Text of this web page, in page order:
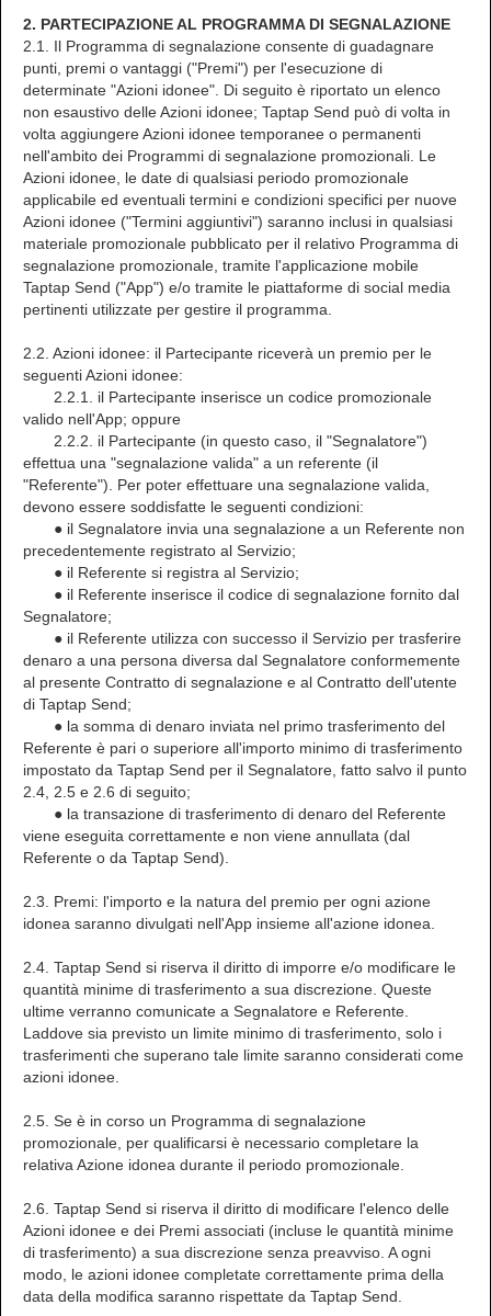
2. PARTECIPAZIONE AL PROGRAMMA DI SEGNALAZIONE
2.1. Il Programma di segnalazione consente di guadagnare
punti, premi o vantaggi ("Premi") per l'esecuzione di
determinate "Azioni idonee". Di seguito è riportato un elenco
non esaustivo delle Azioni idonee; Taptap Send può di volta in
volta aggiungere Azioni idonee temporanee o permanenti
nell'ambito dei Programmi di segnalazione promozionali. Le
Azioni idonee, le date di qualsiasi periodo promozionale
applicabile ed eventuali termini e condizioni specifici per nuove
Azioni idonee ("Termini aggiuntivi") saranno inclusi in qualsiasi
materiale promozionale pubblicato per il relativo Programma di
segnalazione promozionale, tramite l'applicazione mobile
Taptap Send ("App") e/o tramite le piattaforme di social media
pertinenti utilizzate per gestire il programma.
2.2. Azioni idonee: il Partecipante riceverà un premio per le
seguenti Azioni idonee:
2.2.1. il Partecipante inserisce un codice promozionale
valido nell'App; oppure
2.2.2. il Partecipante (in questo caso, il "Segnalatore")
effettua una "segnalazione valida" a un referente (il
"Referente"). Per poter effettuare una segnalazione valida,
devono essere soddisfatte le seguenti condizioni:
● il Segnalatore invia una segnalazione a un Referente non
precedentemente registrato al Servizio;
● il Referente si registra al Servizio;
● il Referente inserisce il codice di segnalazione fornito dal
Segnalatore;
● il Referente utilizza con successo il Servizio per trasferire
denaro a una persona diversa dal Segnalatore conformemente
al presente Contratto di segnalazione e al Contratto dell'utente
di Taptap Send;
● la somma di denaro inviata nel primo trasferimento del
Referente è pari o superiore all'importo minimo di trasferimento
impostato da Taptap Send per il Segnalatore, fatto salvo il punto
2.4, 2.5 e 2.6 di seguito;
● la transazione di trasferimento di denaro del Referente
viene eseguita correttamente e non viene annullata (dal
Referente o da Taptap Send).
2.3. Premi: l'importo e la natura del premio per ogni azione
idonea saranno divulgati nell'App insieme all'azione idonea.
2.4. Taptap Send si riserva il diritto di imporre e/o modificare le
quantità minime di trasferimento a sua discrezione. Queste
ultime verranno comunicate a Segnalatore e Referente.
Laddove sia previsto un limite minimo di trasferimento, solo i
trasferimenti che superano tale limite saranno considerati come
azioni idonee.
2.5. Se è in corso un Programma di segnalazione
promozionale, per qualificarsi è necessario completare la
relativa Azione idonea durante il periodo promozionale.
2.6. Taptap Send si riserva il diritto di modificare l'elenco delle
Azioni idonee e dei Premi associati (incluse le quantità minime
di trasferimento) a sua discrezione senza preavviso. A ogni
modo, le azioni idonee completate correttamente prima della
data della modifica saranno rispettate da Taptap Send.